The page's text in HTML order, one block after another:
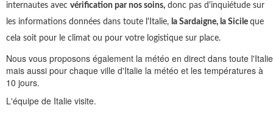
internautes avec vérification par nos soins, donc pas d'inquiétude sur
les informations données dans toute l'Italie, la Sardaigne, la Sicile que
cela soit pour le climat ou pour votre logistique sur place.
Nous vous proposons également la météo en direct dans toute l'Italie
mais aussi pour chaque ville d'Italie la météo et les températures à
10 jours.
L'équipe de Italie visite.